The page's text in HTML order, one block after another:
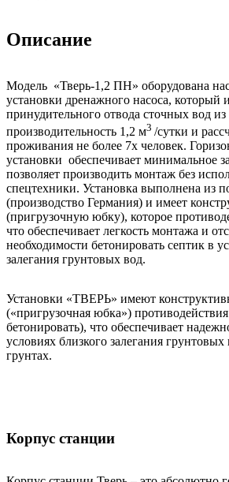
Описание
Модель «Тверь-1,2 ПН» оборудована
установки дренажного насоса, который
принудительного отвода сточных вод
производительность 1,2 м3 /сутки и
проживания не более 7х человек.
установки обеспечивает минимальное
позволяет производить монтаж без
спецтехники. Установка выполнена из
(производство Германия) и имеет
(пригрузочную юбку), которое
что обеспечивает легкость монтажа и
необходимости бетонировать септик в
залегания грунтовых вод.
Установки «ТВЕРЬ» имеют
(«пригрузочная юбка»)
бетонировать), что обеспечивает
условиях близкого залегания
грунтах.
Корпус станции